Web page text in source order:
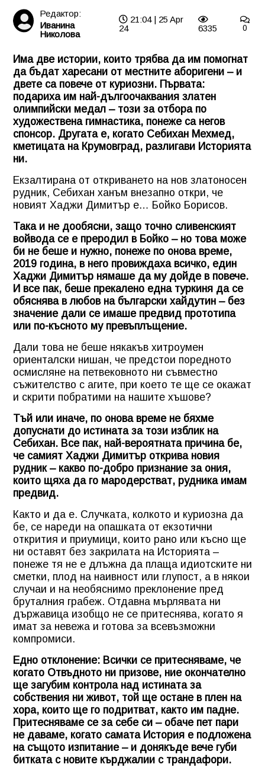
Редактор:
Иванина
Николова
21:04 | 25 Apr
24
6335 0
Има две истории, които трябва да им помогнат
да бъдат харесани от местните аборигени – и
двете са повече от куриозни. Първата:
подариха им най-дългоочаквания златен
олимпийски медал – този за отбора по
художествена гимнастика, понеже са негов
спонсор. Другата е, когато Себихан Мехмед,
кметицата на Крумовград, разлигави Историята
ни.
Екзалтирана от откриването на нов златоносен
рудник, Себихан ханъм внезапно откри, че
новият Хаджи Димитър е… Бойко Борисов.
Така и не дообясни, защо точно сливенският
войвода се е преродил в Бойко – но това може
би не беше и нужно, понеже по онова време,
2019 година, в него провиждаха всичко, един
Хаджи Димитър нямаше да му дойде в повече.
И все пак, беше прекалено една туркиня да се
обяснява в любов на български хайдутин – без
значение дали се имаше предвид прототипа
или по-късното му превъплъщение.
Дали това не беше някакъв хитроумен
ориенталски нишан, че предстои поредното
осмисляне на петвековното ни съвместно
съжителство с агите, при което те ще се окажат
и скрити побратими на нашите хъшове?
Тъй или иначе, по онова време не бяхме
допуснати до истината за този изблик на
Себихан. Все пак, най-вероятната причина бе,
че самият Хаджи Димитър открива новия
рудник – какво по-добро признание за ония,
които щяха да го мародерстват, рудника имам
предвид.
Както и да е. Случката, колкото и куриозна да
бе, се нареди на опашката от екзотични
открития и приумици, които рано или късно ще
ни оставят без закрилата на Историята –
понеже тя не е длъжна да плаща идиотските ни
сметки, плод на наивност или глупост, а в някои
случаи и на необяснимо преклонение пред
бруталния грабеж. Отдавна мърлявата ни
държавица изобщо не се притеснява, когато я
имат за невежа и готова за всевъзможни
компромиси.
Едно отклонение: Всички се притесняваме, че
когато Отвъдното ни призове, ние окончателно
ще загубим контрола над истината за
собствения ни живот, той ще остане в плен на
хора, които ще го подритват, както им падне.
Притесняваме се за себе си – обаче пет пари
не даваме, когато самата История е подложена
на същото изпитание – и донякъде вече губи
битката с новите кърджалии с трандафори.